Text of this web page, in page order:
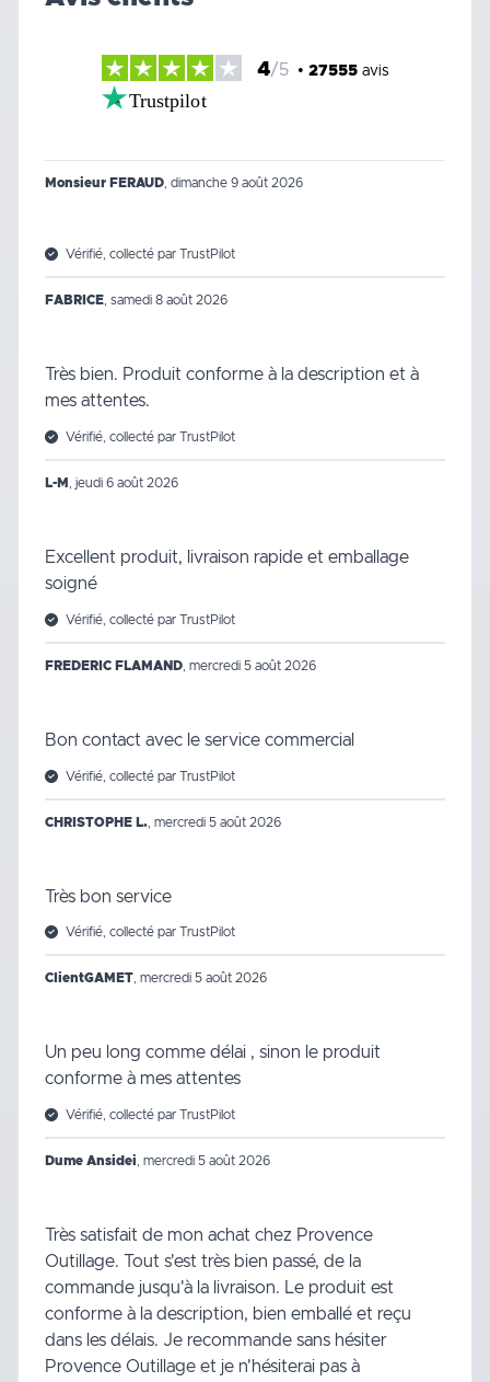
4/5 • 27555avis
Trustpilot
Monsieur FERAUD dimanche 9 août 2026
Vérifié, collecté par TrustPilot
FABRICE samedi 8 août 2026
Très bien. Produit conforme à la description et à
mes attentes.
Vérifié, collecté par TrustPilot
L-M jeudi 6 août 2026
Excellent produit, livraison rapide et emballage
soigné
Vérifié, collecté par TrustPilot
FREDERIC FLAMAND mercredi 5 août 2026
Bon contact avec le service commercial
Vérifié, collecté par TrustPilot
CHRISTOPHE L. mercredi 5 août 2026
Très bon service
Vérifié, collecté par TrustPilot
ClientGAMET, mercredi 5 août 2026
Un peu long comme délai , sinon le produit
conforme à mes attentes
Vérifié, collecté par TrustPilot
Dume Ansidei mercredi 5 août 2026
Très satisfait de mon achat chez Provence
Outillage. Tout s'est très bien passé, de la
commande jusqu'à la livraison. Le produit est
conforme à la description, bien emballé et reçu
dans les délais. Je recommande sans hésiter
Provence Outillage et je n'hésiterai pas à